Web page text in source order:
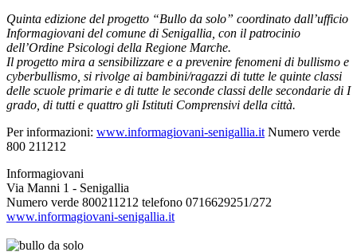
Quinta edizione del progetto “Bullo da solo” coordinato dall’ufficio
Informagiovani del comune di Senigallia, con il patrocinio
dell’Ordine Psicologi della Regione Marche.
Il progetto mira a sensibilizzare e a prevenire fenomeni di bullismo e
cyberbullismo, si rivolge ai bambini/ragazzi di tutte le quinte classi
delle scuole primarie e di tutte le seconde classi delle secondarie di I
grado, di tutti e quattro gli Istituti Comprensivi della città.
Per informazioni: www.informagiovani-senigallia.it Numero verde
800 211212
Informagiovani
Via Manni 1 - Senigallia
Numero verde 800211212 telefono 0716629251/272
www.informagiovani-senigallia.it